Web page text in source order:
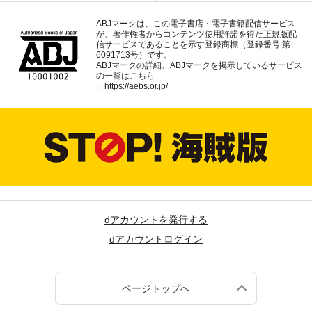
ABJマークは、この電子書店・電子書籍配信サービス
が、著作権者からコンテンツ使用許諾を得た正規版配
信サービスであることを示す登録商標（登録番号 第
6091713号）です。
ABJマークの詳細、ABJマークを掲示しているサービス
の一覧はこちら
→https://aebs.or.jp/
dアカウントを発行する
dアカウントログイン
ページトップへ